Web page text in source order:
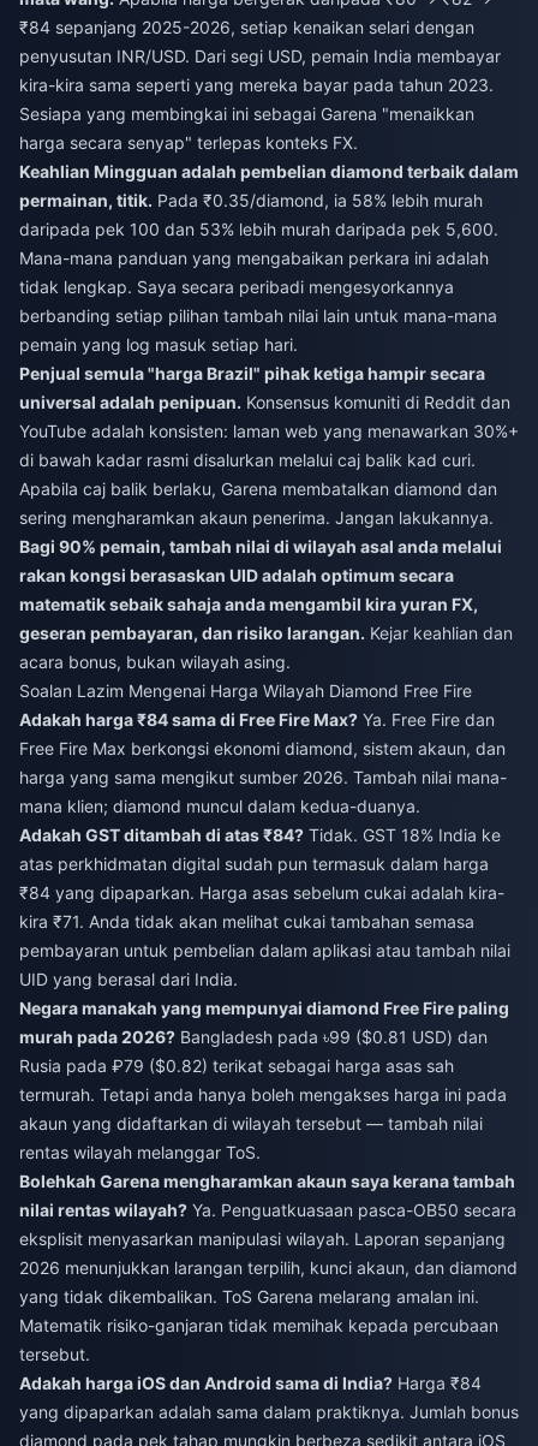
₹84 sepanjang 2025-2026, setiap kenaikan selari dengan
penyusutan INR/USD. Dari segi USD, pemain India membayar
kira-kira sama seperti yang mereka bayar pada tahun 2023.
Sesiapa yang membingkai ini sebagai Garena "menaikkan
harga secara senyap" terlepas konteks FX.
Keahlian Mingguan adalah pembelian diamond terbaik dalam
permainan, titik. Pada ₹0.35/diamond, ia 58% lebih murah
daripada pek 100 dan 53% lebih murah daripada pek 5,600.
Mana-mana panduan yang mengabaikan perkara ini adalah
tidak lengkap. Saya secara peribadi mengesyorkannya
berbanding setiap pilihan tambah nilai lain untuk mana-mana
pemain yang log masuk setiap hari.
Penjual semula "harga Brazil" pihak ketiga hampir secara
universal adalah penipuan. Konsensus komuniti di Reddit dan
YouTube adalah konsisten: laman web yang menawarkan 30%+
di bawah kadar rasmi disalurkan melalui caj balik kad curi.
Apabila caj balik berlaku, Garena membatalkan diamond dan
sering mengharamkan akaun penerima. Jangan lakukannya.
Bagi 90% pemain, tambah nilai di wilayah asal anda melalui
rakan kongsi berasaskan UID adalah optimum secara
matematik sebaik sahaja anda mengambil kira yuran FX,
geseran pembayaran, dan risiko larangan. Kejar keahlian dan
acara bonus, bukan wilayah asing.
Soalan Lazim Mengenai Harga Wilayah Diamond Free Fire
Adakah harga ₹84 sama di Free Fire Max? Ya. Free Fire dan
Free Fire Max berkongsi ekonomi diamond, sistem akaun, dan
harga yang sama mengikut sumber 2026. Tambah nilai mana-
mana klien; diamond muncul dalam kedua-duanya.
Adakah GST ditambah di atas ₹84? Tidak. GST 18% India ke
atas perkhidmatan digital sudah pun termasuk dalam harga
₹84 yang dipaparkan. Harga asas sebelum cukai adalah kira-
kira ₹71. Anda tidak akan melihat cukai tambahan semasa
pembayaran untuk pembelian dalam aplikasi atau tambah nilai
UID yang berasal dari India.
Negara manakah yang mempunyai diamond Free Fire paling
murah pada 2026? Bangladesh pada ৳99 ($0.81 USD) dan
Rusia pada ₽79 ($0.82) terikat sebagai harga asas sah
termurah. Tetapi anda hanya boleh mengakses harga ini pada
akaun yang didaftarkan di wilayah tersebut — tambah nilai
rentas wilayah melanggar ToS.
Bolehkah Garena mengharamkan akaun saya kerana tambah
nilai rentas wilayah? Ya. Penguatkuasaan pasca-OB50 secara
eksplisit menyasarkan manipulasi wilayah. Laporan sepanjang
2026 menunjukkan larangan terpilih, kunci akaun, dan diamond
yang tidak dikembalikan. ToS Garena melarang amalan ini.
Matematik risiko-ganjaran tidak memihak kepada percubaan
tersebut.
Adakah harga iOS dan Android sama di India? Harga ₹84
yang dipaparkan adalah sama dalam praktiknya. Jumlah bonus
diamond pada pek tahap mungkin berbeza sedikit antara iOS